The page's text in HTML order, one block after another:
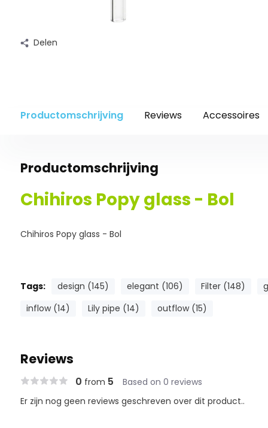
Delen
Productomschrijving Reviews Accessoires
Productomschrijving
Chihiros Popy glass - Bol
Chihiros Popy glass - Bol
Tags: design (145) elegant (106) Filter (148)
inflow (14)
Lily pipe (14) outflow (15)
Reviews
0 from 5 Based on 0 reviews
Er zijn nog geen reviews geschreven over dit product..